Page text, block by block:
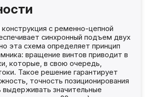
с ременно-цепной
синхронный подъем двух
эта схема определяет принцип
вращение винтов приводит в
которые, в свою очередь,
Такое решение гарантирует
точность позиционирования
выдерживать значительные